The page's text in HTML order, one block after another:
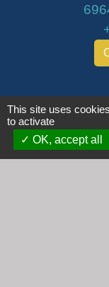
This site uses
to activate
OK, accept all